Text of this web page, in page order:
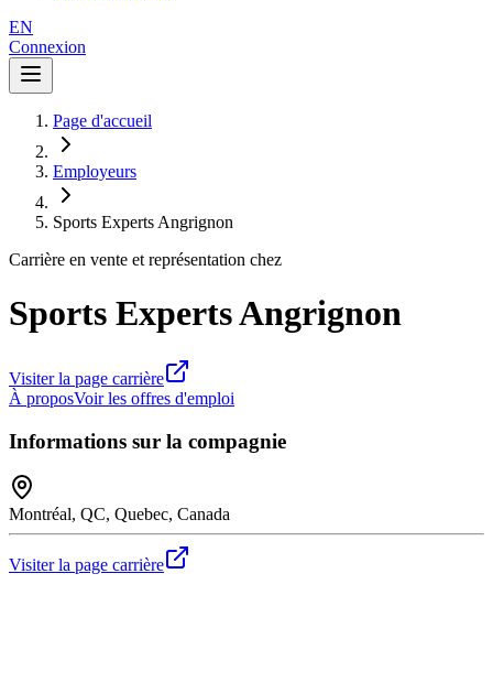
EN
Connexion
Page d'accueil
Employeurs
Sports Experts Angrignon
Carrière en vente et représentation chez
Sports Experts Angrignon
Visiter la page carrière
À proposVoir les offres d'emploi
Informations sur la compagnie
Montréal, QC, Quebec, Canada
Visiter la page carrière